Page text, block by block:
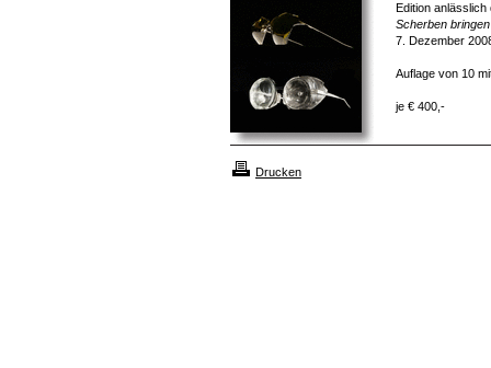
Edition
Scherben
7. Dezember
Auflage von 10
je € 400,-
Drucken